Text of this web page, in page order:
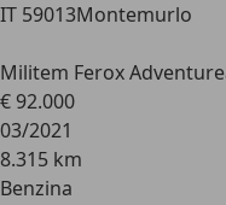
IT 59013Montemurlo
Militem Ferox Adventure
€ 92.000
03/2021
8.315 km
Benzina